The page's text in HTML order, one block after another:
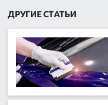
ДРУГИЕ СТАТЬИ